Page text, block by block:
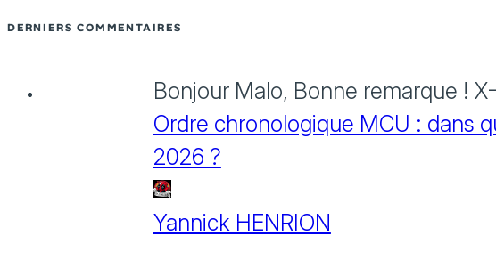
DERNIERS COMMENTAIRES
Bonjour Malo, Bonne remarque !
Ordre chronologique MCU : dans
2026 ?
Yannick HENRION